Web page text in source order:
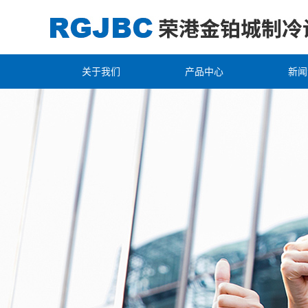
关于我们 产品中心 新